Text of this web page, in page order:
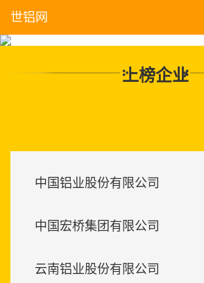
世铝网
上榜企业
中国铝业股份有限公司
中国宏桥集团有限公司
云南铝业股份有限公司